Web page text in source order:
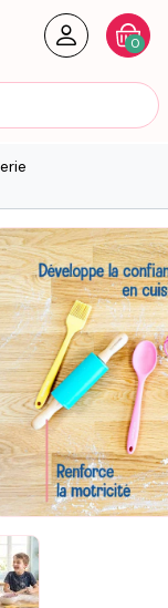
Créer
0